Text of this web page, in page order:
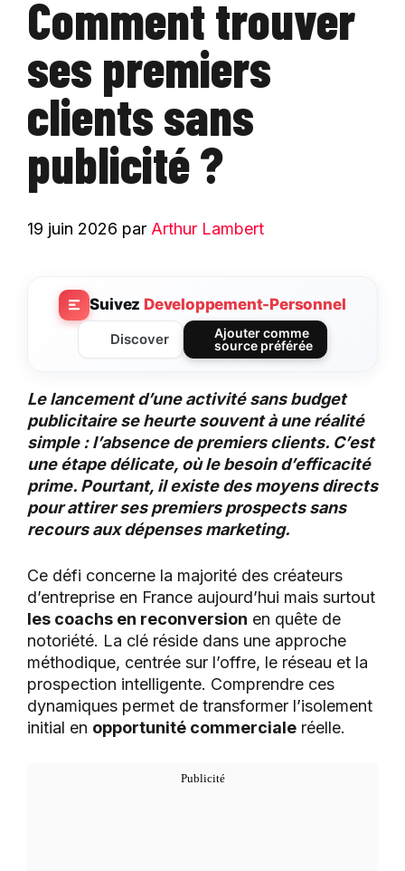
Comment trouver
ses premiers
clients sans
publicité ?
19 juin 2026 par Arthur Lambert
Suivez Developpement-Personnel
Discover
Ajouter comme
source préférée
Le lancement d’une activité sans budget
publicitaire se heurte souvent à une réalité
simple : l’absence de premiers clients. C’est
une étape délicate, où le besoin d’efficacité
prime. Pourtant, il existe des moyens directs
pour attirer ses premiers prospects sans
recours aux dépenses marketing.
Ce défi concerne la majorité des créateurs
d’entreprise en France aujourd’hui mais surtout
les coachs en reconversion en quête de
notoriété. La clé réside dans une approche
méthodique, centrée sur l’offre, le réseau et la
prospection intelligente. Comprendre ces
dynamiques permet de transformer l’isolement
initial en opportunité commerciale réelle.